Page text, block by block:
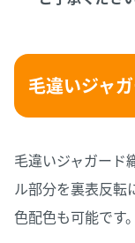
毛違いジャ
毛違いジャガード
ル部分を裏表反転
色配色も可能です。